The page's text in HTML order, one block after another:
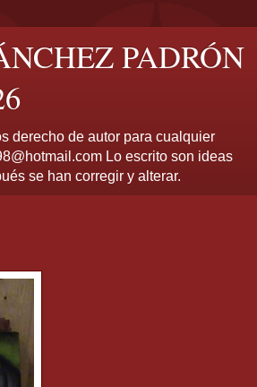
PADRÓN
derecho de autor para cualquier
Lo escrito son ideas
se han corregir y alterar.